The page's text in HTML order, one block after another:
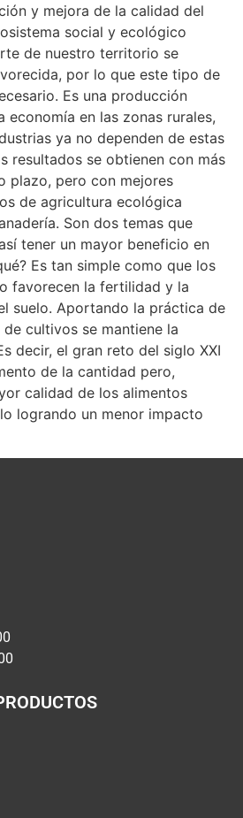
y mejora de la calidad del
social y ecológico
de nuestro territorio se
por lo que este tipo de
Es una producción
economía en las zonas rurales,
ya no dependen de estas
resultados se obtienen con más
plazo, pero con mejores
de agricultura ecológica
Son dos temas que
tener un mayor beneficio en
Es tan simple como que los
favorecen la fertilidad y la
suelo. Aportando la práctica de
cultivos se mantiene la
decir, el gran reto del siglo XXI
de la cantidad pero,
calidad de los alimentos
logrando un menor impacto